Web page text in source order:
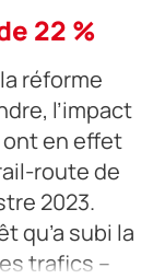
22 %
réforme
l’impact
en effet
route de
2023.
qu’a subi la
trafics –